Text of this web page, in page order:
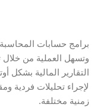
برامج حسابات المحاسبة
وتسهل العملية من خلال
التقارير المالية بشكل
لإجراء تحليلات فردية
زمنية مختلفة.